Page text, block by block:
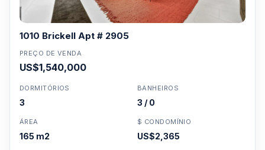
1010 Brickell Apt # 2905
PREÇO DE VENDA
US$1,540,000
DORMITÓRIOS
3
BANHEIROS
3 / 0
ÁREA
165 m2
$ CONDOMÍNIO
US$2,365